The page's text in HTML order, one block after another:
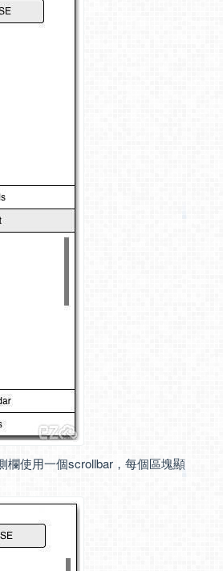
欄使用一個scrollbar，每個區塊顯